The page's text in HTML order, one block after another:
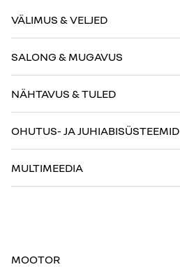
VÄLIMUS & VELJED
SALONG & MUGAVUS
NÄHTAVUS & TULED
OHUTUS- JA JUHIABISÜSTEEMID
MULTIMEEDIA
MOOTOR